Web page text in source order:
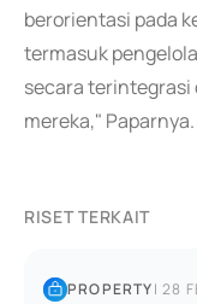
berorientasi pada
termasuk
secara
mereka,"
RISET TERKAIT
PROPERTY|28